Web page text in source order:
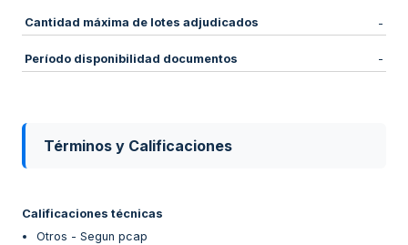
Cantidad máxima de lotes adjudicados -
Período disponibilidad documentos -
Términos y Calificaciones
Calificaciones técnicas
Otros - Segun pcap